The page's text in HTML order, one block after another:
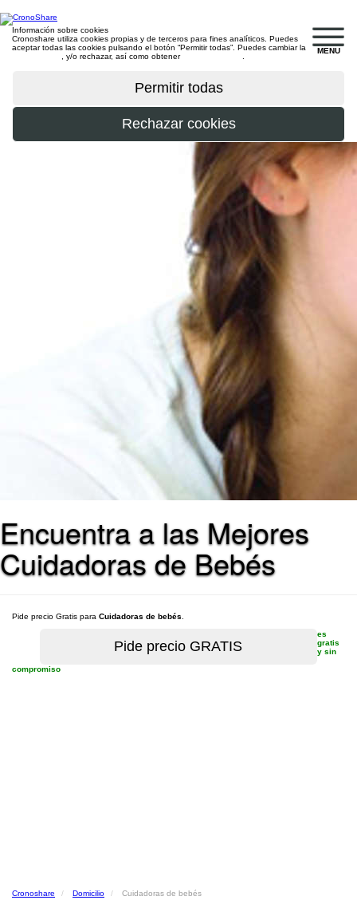
MENU
Información sobre cookies
Cronoshare utiliza cookies propias y de terceros para fines analíticos. Puedes
aceptar todas las cookies pulsando el botón “Permitir todas”. Puedes cambiar la
, y/o rechazar, así como obtener
Encuentra a las Mejores
Cuidadoras de Bebés
Pide precio Gratis para Cuidadoras de bebés
es
gratis
y sin
compromiso
Cronoshare Domicilio Cuidadoras de bebés